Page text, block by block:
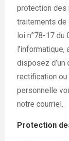
protection des
traitements de
loi n°78-17 du
disposez d’un
rectification
personnelle
notre courriel.
Protection